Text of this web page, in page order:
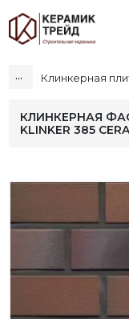
... Клинкерная
КЛИНКЕРНАЯ
KLINKER 385